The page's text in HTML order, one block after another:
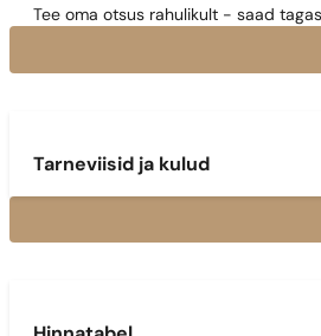
Tee oma otsus rahulikult - saad
Tarneviisid ja kulud